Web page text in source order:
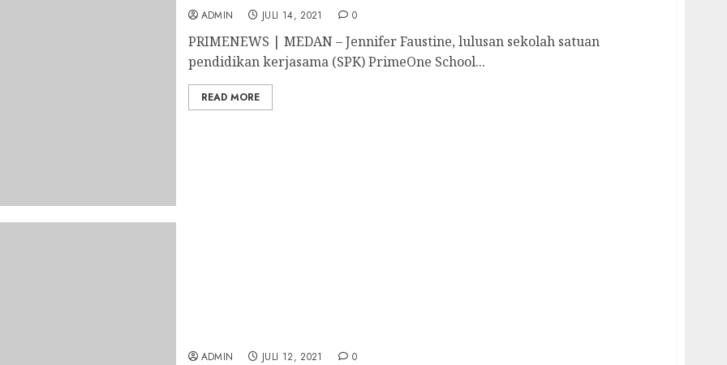
ADMIN JULI 14, 2021 0
PRIMENEWS | MEDAN – Jennifer Faustine, lulusan sekolah satuan
pendidikan kerjasama (SPK) PrimeOne School...
READ MORE
ADMIN JULI 12, 2021 0